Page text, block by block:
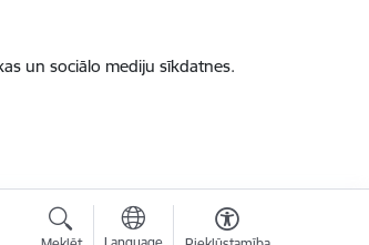
un sociālo mediju sīkdatnes.